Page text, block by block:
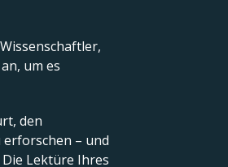
an, um es
den
erforschen – und
Lektüre Ihres